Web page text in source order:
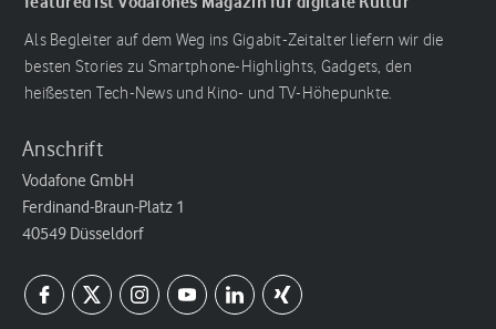
Als Begleiter auf dem Weg ins Gigabit-Zeitalter liefern wir die
besten Stories zu Smartphone-Highlights, Gadgets, den
heißesten Tech-News und Kino- und TV-Höhepunkte.
Anschrift
Vodafone GmbH
Ferdinand-Braun-Platz 1
40549 Düsseldorf